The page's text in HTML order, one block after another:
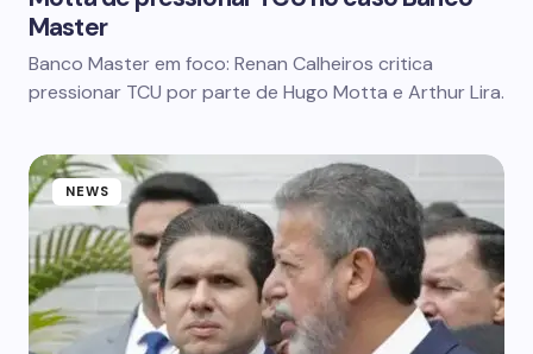
Master
Banco Master em foco: Renan Calheiros critica
pressionar TCU por parte de Hugo Motta e Arthur Lira.
NEWS